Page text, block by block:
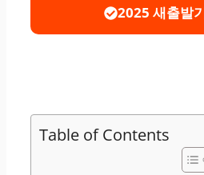
2025 새출발
Table of Contents